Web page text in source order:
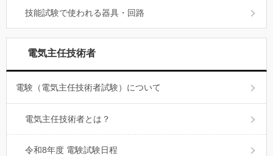
技能試験で使われる器具・回路
電気主任技術者
電験（電気主任技術者試験）について
電気主任技術者とは？
令和8年度 電験試験日程